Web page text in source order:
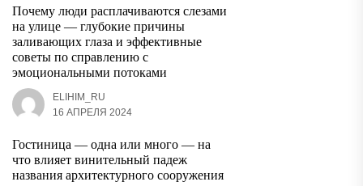
Почему люди расплачиваются слезами
на улице — глубокие причины
заливающих глаза и эффективные
советы по справлению с
эмоциональными потоками
ELIHIM_RU
16 АПРЕЛЯ 2024
Гостиница — одна или много — на
что влияет винительный падеж
названия архитектурного сооружения